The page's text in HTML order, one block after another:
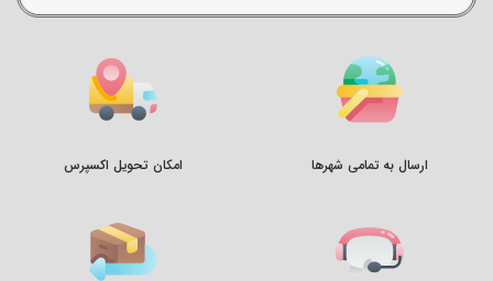
ارسال به تمامی شهرها امکان تحویل اکسپرس